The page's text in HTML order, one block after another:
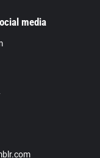
media